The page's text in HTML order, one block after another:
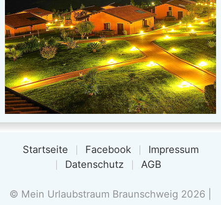
Startseite Facebook
Impressum
Datenschutz
AGB
© Mein Urlaubstraum Braunschweig 2026 |